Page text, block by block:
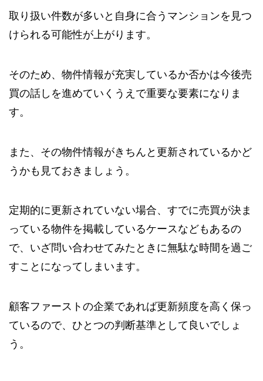
取り扱い件数が多いと自身に合うマンションを見つ
けられる可能性が上がります。
そのため、物件情報が充実しているか否かは今後売
買の話しを進めていくうえで重要な要素になりま
す。
また、その物件情報がきちんと更新されているかど
うかも見ておきましょう。
定期的に更新されていない場合、すでに売買が決ま
っている物件を掲載しているケースなどもあるの
で、いざ問い合わせてみたときに無駄な時間を過ご
すことになってしまいます。
顧客ファーストの企業であれば更新頻度を高く保っ
ているので、ひとつの判断基準として良いでしょ
う。